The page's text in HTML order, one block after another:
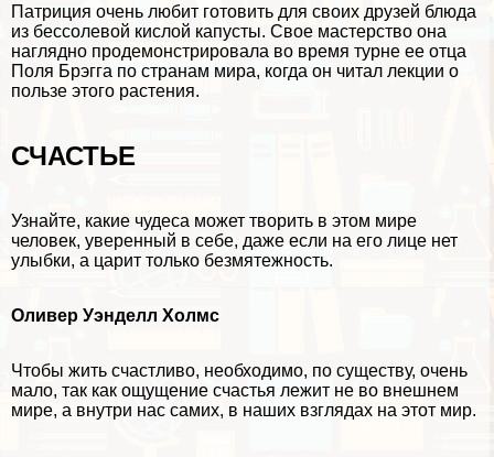
Патриция очень любит готовить для своих друзей блюда
из бессолевой кислой капусты. Свое мастерство она
наглядно продемонстрировала во время турне ее отца
Поля Брэгга по странам мира, когда он читал лекции о
пользе этого растения.
СЧАСТЬЕ
Узнайте, какие чудеса может творить в этом мире
человек, уверенный в себе, даже если на его лице нет
улыбки, а царит только безмятежность.
Оливер Уэнделл Холмс
Чтобы жить счастливо, необходимо, по существу, очень
мало, так как ощущение счастья лежит не во внешнем
мире, а внутри нас самих, в наших взглядах на этот мир.